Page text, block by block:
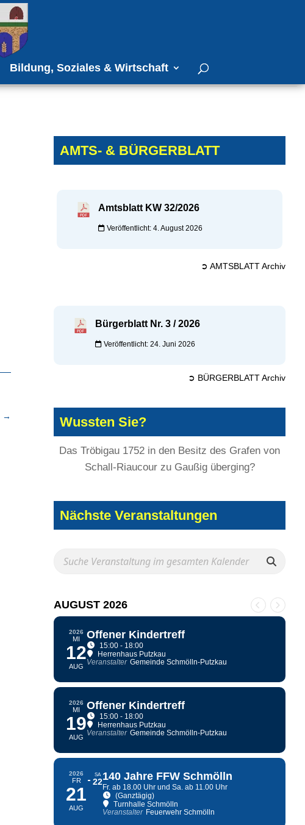
Bildung, Soziales & Wirtschaft
→
AMTS- & BÜRGERBLATT
Amtsblatt KW 32/2026
Veröffentlicht: 4. August 2026
➲ AMTSBLATT Archiv
Bürgerblatt Nr. 3 / 2026
Veröffentlicht: 24. Juni 2026
➲ BÜRGERBLATT Archiv
Wussten Sie?
Das Tröbigau 1752 in den Besitz des Grafen von
Schall-Riaucour zu Gaußig überging?
Nächste Veranstaltungen
AUGUST 2026
2026
MI
12
AUG
Offener Kindertreff
15:00 - 18:00
Herrenhaus Putzkau
Veranstalter Gemeinde Schmölln-Putzkau
2026
MI
19
AUG
Offener Kindertreff
15:00 - 18:00
Herrenhaus Putzkau
Veranstalter Gemeinde Schmölln-Putzkau
2026
FR
21
AUG
SA
22140 Jahre FFW Schmölln
Fr. ab 18.00 Uhr und Sa. ab 11.00 Uhr
(Ganztägig)
Turnhalle Schmölln
Veranstalter Feuerwehr Schmölln